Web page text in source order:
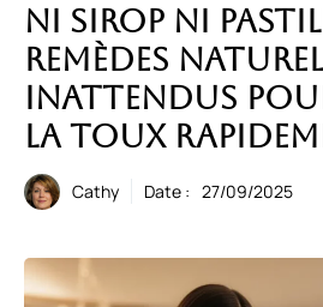
Ni sirop ni
remèdes
inattendus
la toux
Cathy Date : 27/09/2025